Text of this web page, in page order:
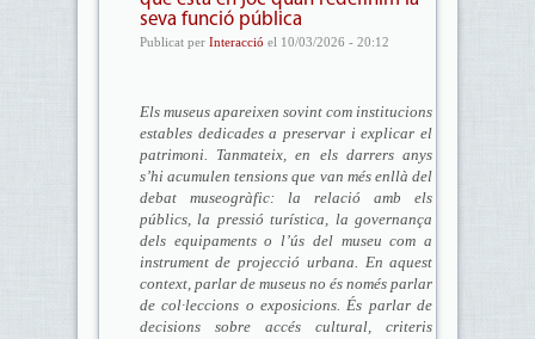
seva funció pública
Publicat per Interacció el 10/03/2026 - 20:12
Els museus apareixen sovint com institucions
estables dedicades a preservar i explicar el
patrimoni. Tanmateix, en els darrers anys
s’hi acumulen tensions que van més enllà del
debat museogràfic: la relació amb els
públics, la pressió turística, la governança
dels equipaments o l’ús del museu com a
instrument de projecció urbana. En aquest
context, parlar de museus no és només parlar
de col·leccions o exposicions. És parlar de
decisions sobre accés cultural, criteris